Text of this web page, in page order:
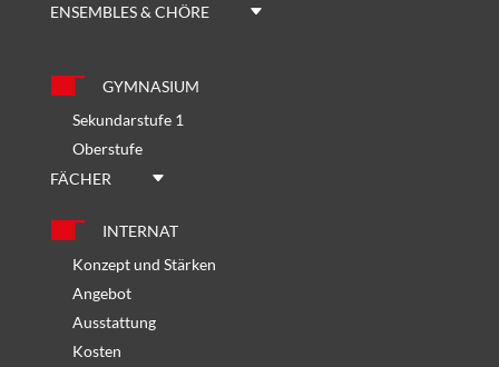
ENSEMBLES & CHÖRE
GYMNASIUM
Sekundarstufe 1
Oberstufe
FÄCHER
INTERNAT
Konzept und Stärken
Angebot
Ausstattung
Kosten